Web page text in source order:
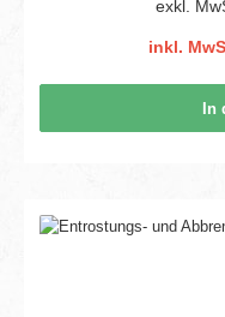
exkl.
inkl.
In